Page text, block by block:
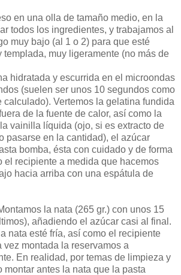
en una olla de tamaño medio, en la
todos los ingredientes, y trabajamos al
muy bajo (al 1 o 2) para que esté
templada, muy ligeramente (no más de
hidratada y escurrida en el microondas
(suelen ser unos 10 segundos como
calculado). Vertemos la gelatina fundida
de la fuente de calor, así como la
vainilla líquida (ojo, si es extracto de
pasarse en la cantidad), el azúcar
bomba, ésta con cuidado y de forma
el recipiente a medida que hacemos
hacia arriba con una espátula de
la nata (265 gr.) con unos 15
añadiendo el azúcar casi al final.
nata esté fría, así como el recipiente
montada la reservamos a
En realidad, por temas de limpieza y
montar antes la nata que la pasta